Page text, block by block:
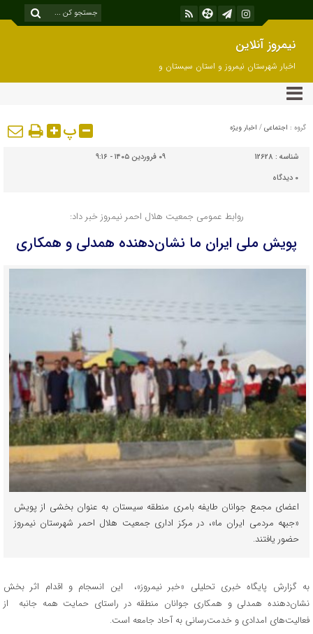
نیمروز آنلاین
اخبار شهرستان نیمروز و استان سیستان و
بلوچستان
گروه : اجتماعی / اخبار ویژه پ
شناسه : 12628
۰۹ فروردین ۱۴۰۵ - ۹:۱۶
۰ دیدگاه
روابط عمومی جمعیت هلال احمر نیمروز خبر داد:
پویش ملی ایران ما نشان‌دهنده همدلی و همکاری
اعضای مجمع جوانان طایفه بامری منطقه سیستان به عنوان بخشی از پویش
«جبهه مردمی ایران ما»، در مرکز اداری جمعیت هلال احمر شهرستان نیمروز
حضور یافتند.
به گزارش پایگاه خبری تحلیلی «خبر نیمروز»، این انسجام و اقدام اثر بخش
نشان‌دهنده همدلی و همکاری جوانان منطقه در راستای حمایت همه جانبه از
فعالیت‌های امدادی و خدمت‌رسانی به آحاد جامعه است.